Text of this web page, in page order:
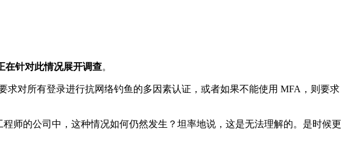
在针对此情况展开调查。
求对所有登录进行抗网络钓鱼的多因素认证，或者如果不能使用 MFA，则要求
师的公司中，这种情况如何仍然发生？坦率地说，这是无法理解的。是时候更